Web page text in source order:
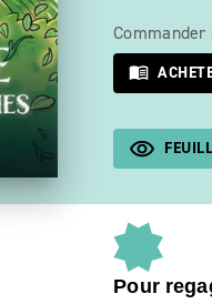
menu_book
Pour